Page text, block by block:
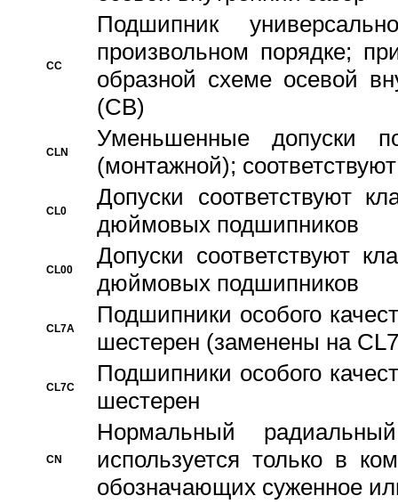
CC
Подшипник
произвольном порядке;
образной схеме осевой
(CB)
CLN
Уменьшенные
(монтажной);
CL0
Допуски соответствуют
дюймовых подшипников
CL00
Допуски соответствуют
дюймовых подшипников
CL7A
Подшипники особого
шестерен (заменены на
CL7C
Подшипники особого
шестерен
CN
Hормальный
используется только в
обозначающих суженное